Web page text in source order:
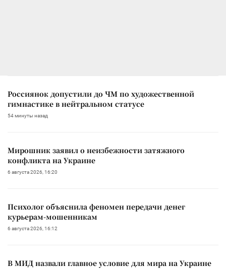
Россиянок допустили до ЧМ по художественной
гимнастике в нейтральном статусе
54 минуты назад
Мирошник заявил о неизбежности затяжного
конфликта на Украине
6 августа 2026, 16:20
Психолог объяснила феномен передачи денег
курьерам-мошенникам
6 августа 2026, 16:12
В МИД назвали главное условие для мира на Украине